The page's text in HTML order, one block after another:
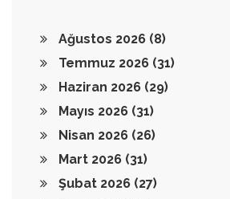
Ağustos 2026 (8)
Temmuz 2026 (31)
Haziran 2026 (29)
Mayıs 2026 (31)
Nisan 2026 (26)
Mart 2026 (31)
Şubat 2026 (27)